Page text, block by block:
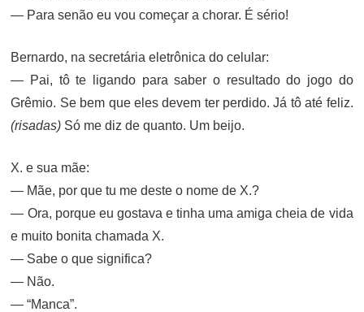
— Para senão eu vou começar a chorar. É sério!
Bernardo, na secretária eletrônica do celular:
— Pai, tô te ligando para saber o resultado do jogo do
Grêmio. Se bem que eles devem ter perdido. Já tô até feliz.
(risadas) Só me diz de quanto. Um beijo.
X. e sua mãe:
— Mãe, por que tu me deste o nome de X.?
— Ora, porque eu gostava e tinha uma amiga cheia de vida
e muito bonita chamada X.
— Sabe o que significa?
— Não.
— “Manca”.